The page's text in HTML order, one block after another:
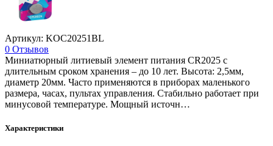
Артикул: KOC20251BL
0 Отзывов
Миниатюрный литиевый элемент питания СR2025 с
длительным сроком хранения – до 10 лет. Высота: 2,5мм,
диаметр 20мм. Часто применяются в приборах маленького
размера, часах, пультах управления. Стабильно работает при
минусовой температуре. Мощный источн…
Характеристики